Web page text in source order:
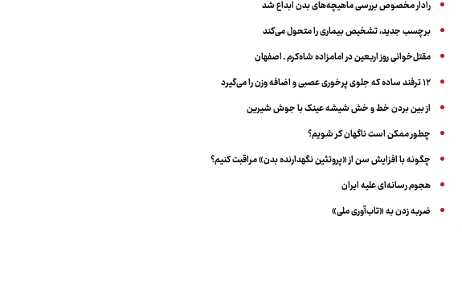
رادار مخصوص بررسی ماهیچه‌های بدن ابداع شد
برچسب جدید، تشخیص بیماری را متحول می‌کند
مقتل‌خوانی روز اربعین در امامزاده شاه‌کرم ـ اصفهان
۱۲ ترفند ساده که جلوی پرخوری عصبی و اضافه ‌وزن را می‌گیرد
از بین بردن خط و خش شیشه عینک با جوش شیرین
چطور ممکن است ناگهان کر شویم؟
چگونه با افزایش سن از «پروتئین نگهدارنده بدن» مراقبت کنیم؟
هجوم رسانه‌ای علیه ایران
ضربه زدن به «تاب‌آوری ملی»